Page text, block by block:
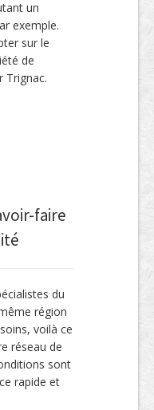
un
exemple.
sur le
de
Trignac.
faire
du
région
voilà ce
réseau de
sont
rapide et